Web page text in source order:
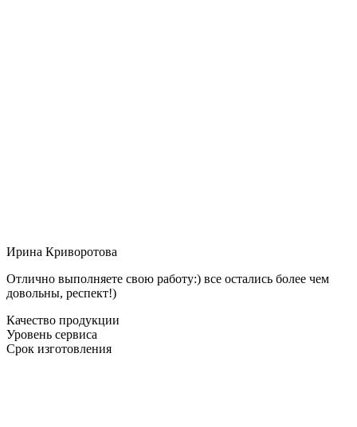
Ирина Криворотова
Отлично выполняете свою работу:) все остались более чем
довольны, респект!)
Качество продукции
Уровень сервиса
Срок изготовления